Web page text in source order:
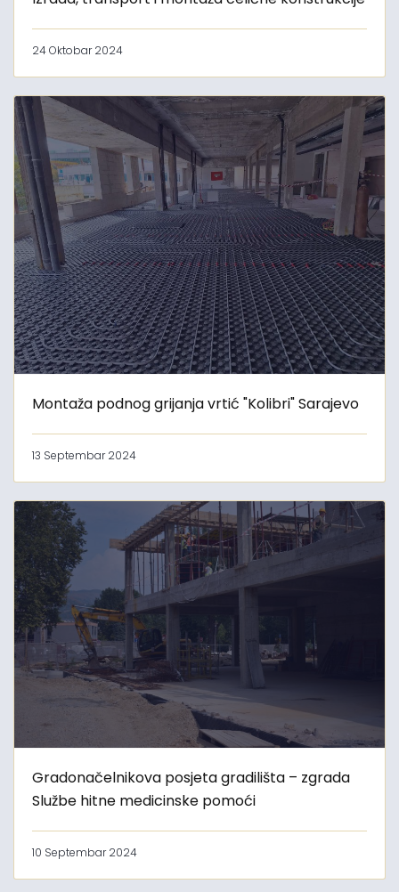
24 Oktobar 2024
Montaža podnog grijanja vrtić "Kolibri" Sarajevo
13 Septembar 2024
Gradonačelnikova posjeta gradilišta – zgrada
Službe hitne medicinske pomoći
10 Septembar 2024